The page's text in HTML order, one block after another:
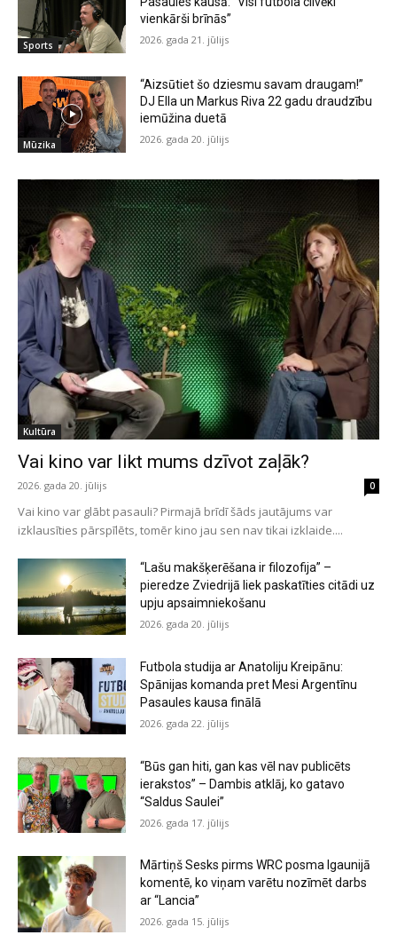
Sports
vienkārši brīnās”
2026. gada 21. jūlijs
Mūzika
“Aizsūtiet šo dziesmu savam draugam!”
DJ Ella un Markus Riva 22 gadu draudzību
iemūžina duetā
2026. gada 20. jūlijs
Kultūra
Vai kino var likt mums dzīvot zaļāk?
2026. gada 20. jūlijs 0
Vai kino var glābt pasauli? Pirmajā brīdī šāds jautājums var
izklausīties pārspīlēts, tomēr kino jau sen nav tikai izklaide....
“Lašu makšķerēšana ir filozofija” –
pieredze Zviedrijā liek paskatīties citādi uz
upju apsaimniekošanu
2026. gada 20. jūlijs
Futbola studija ar Anatoliju Kreipānu:
Spānijas komanda pret Mesi Argentīnu
Pasaules kausa finālā
2026. gada 22. jūlijs
“Būs gan hiti, gan kas vēl nav publicēts
ierakstos” – Dambis atklāj, ko gatavo
“Saldus Saulei”
2026. gada 17. jūlijs
Mārtiņš Sesks pirms WRC posma Igaunijā
komentē, ko viņam varētu nozīmēt darbs
ar “Lancia”
2026. gada 15. jūlijs